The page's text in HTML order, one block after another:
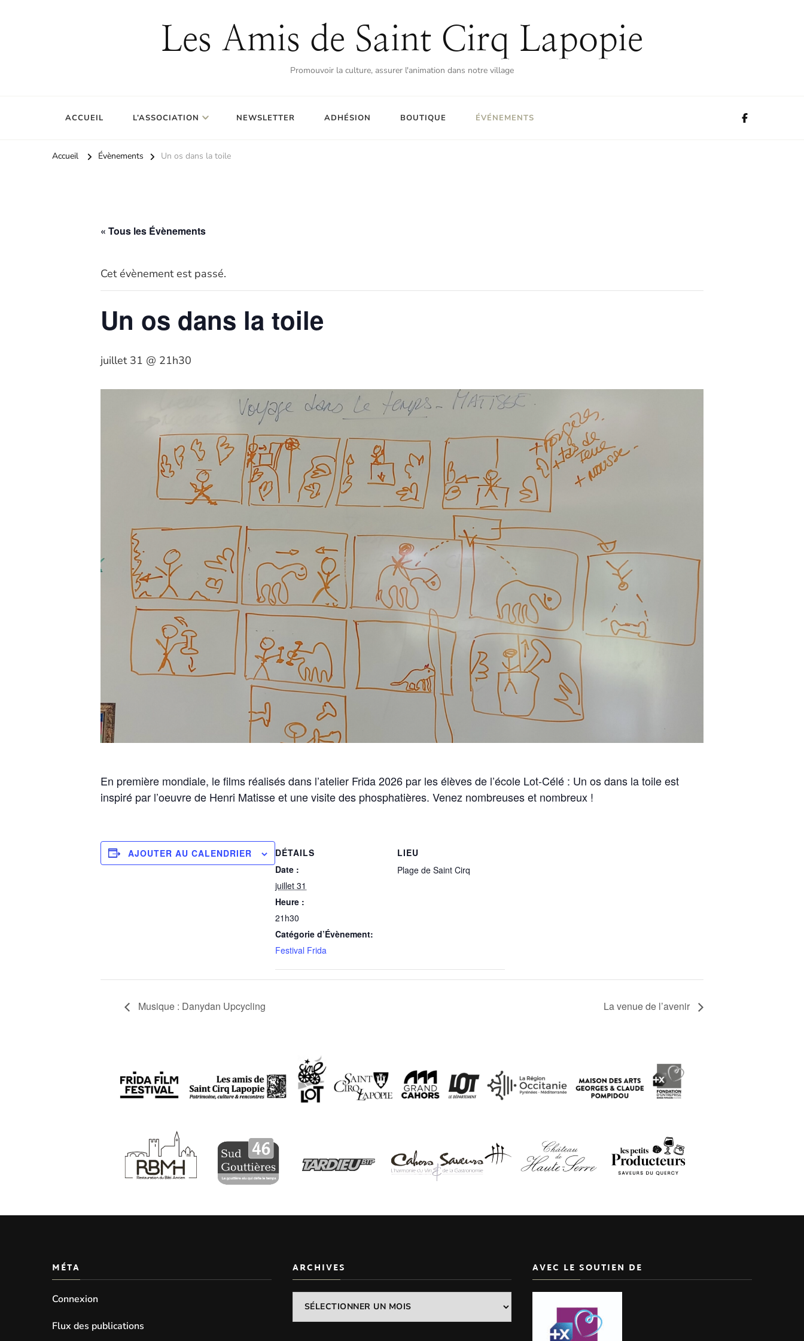
Les Amis de Saint Cirq Lapopie
Promouvoir la culture, assurer l'animation dans notre village
ACCUEIL L’ASSOCIATION NEWSLETTER ADHÉSION BOUTIQUE ÉVÉNEMENTS
Accueil Évènements Un os dans la toile
« Tous les Évènements
Cet évènement est passé.
Un os dans la toile
juillet 31 @ 21h30
En première mondiale, le films réalisés dans l’atelier Frida 2026 par les élèves de l’école Lot-Célé : Un os dans la toile est
inspiré par l’oeuvre de Henri Matisse et une visite des phosphatières. Venez nombreuses et nombreux !
AJOUTER AU CALENDRIER
DÉTAILS
Date :
juillet 31
Heure :
21h30
Catégorie d’Évènement:
Festival Frida
LIEU
Plage de Saint Cirq
Musique : Danydan Upcycling La venue de l’avenir
MÉTA
Connexion
Flux des publications
ARCHIVES
Archives
AVEC LE SOUTIEN DE